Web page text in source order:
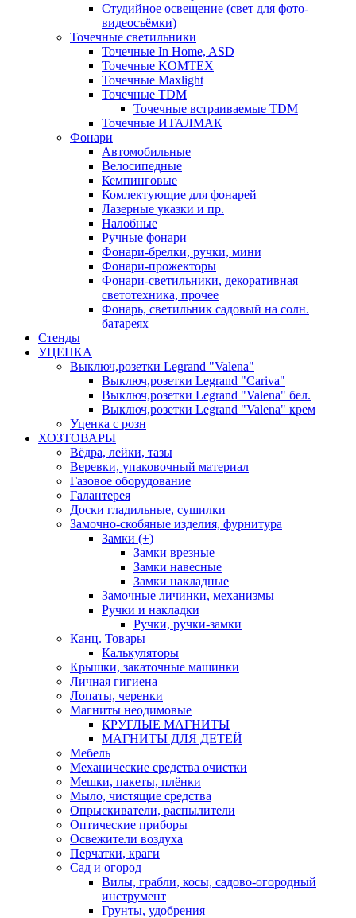
Студийное освещение (свет для фото-
видеосъёмки)
Точечные светильники
Точечные In Home, ASD
Точечные KOMTEX
Точечные Maxlight
Точечные TDM
Точечные встраиваемые TDM
Точечные ИТАЛМАК
Фонари
Автомобильные
Велосипедные
Кемпинговые
Комлектующие для фонарей
Лазерные указки и пр.
Налобные
Ручные фонари
Фонари-брелки, ручки, мини
Фонари-прожекторы
Фонари-светильники, декоративная
светотехника, прочее
Фонарь, светильник садовый на солн.
батареях
Стенды
УЦЕНКА
Выключ,розетки Legrand "Valena"
Выключ,розетки Legrand "Cariva"
Выключ,розетки Legrand "Valena" бел.
Выключ,розетки Legrand "Valena" крем
Уценка с розн
ХОЗТОВАРЫ
Вёдра, лейки, тазы
Веревки, упаковочный материал
Газовое оборудование
Галантерея
Доски гладильные, сушилки
Замочно-скобяные изделия, фурнитура
Замки (+)
Замки врезные
Замки навесные
Замки накладные
Замочные личинки, механизмы
Ручки и накладки
Ручки, ручки-замки
Канц. Товары
Калькуляторы
Крышки, закаточные машинки
Личная гигиена
Лопаты, черенки
Магниты неодимовые
КРУГЛЫЕ МАГНИТЫ
МАГНИТЫ ДЛЯ ДЕТЕЙ
Мебель
Механические средства очистки
Мешки, пакеты, плёнки
Мыло, чистящие средства
Опрыскиватели, распылители
Оптические приборы
Освежители воздуха
Перчатки, краги
Сад и огород
Вилы, грабли, косы, садово-огородный
инструмент
Грунты, удобрения